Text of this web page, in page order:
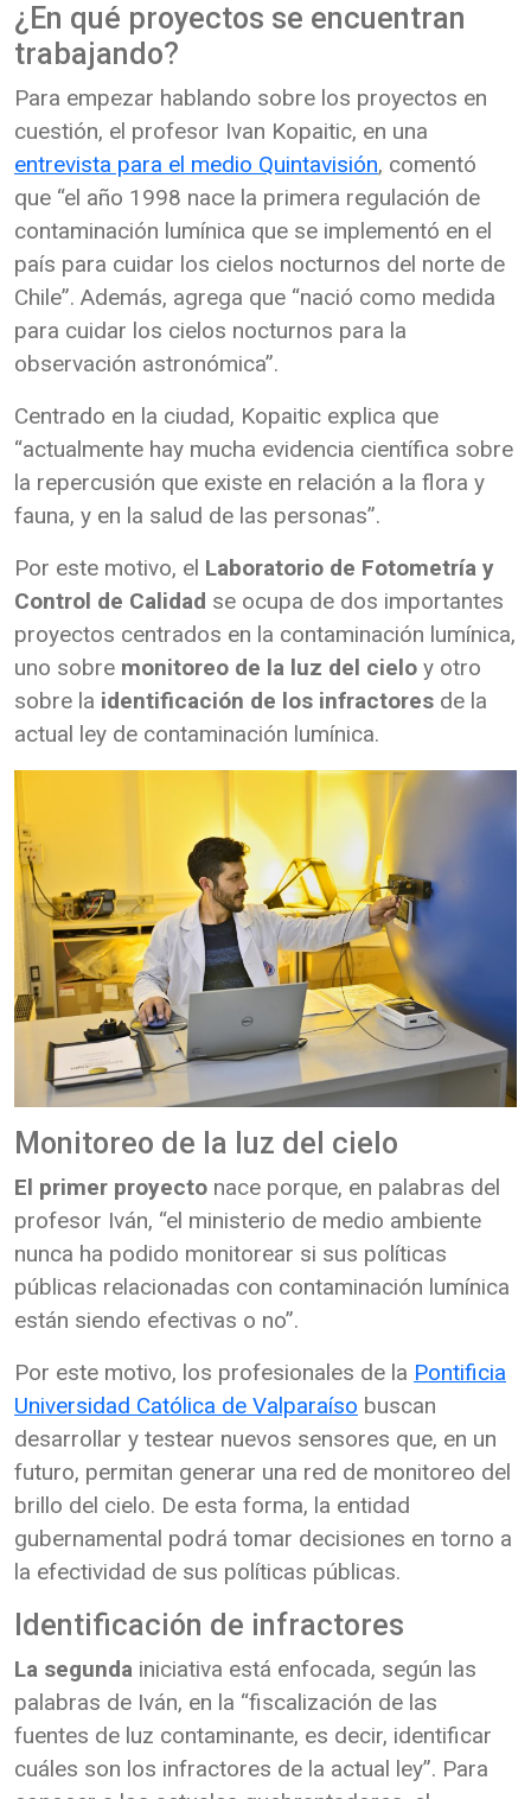
¿En qué proyectos se encuentran
trabajando?
Para empezar hablando sobre los proyectos en
cuestión, el profesor Ivan Kopaitic, en una
entrevista para el medio Quintavisión, comentó
que “el año 1998 nace la primera regulación de
contaminación lumínica que se implementó en el
país para cuidar los cielos nocturnos del norte de
Chile”. Además, agrega que “nació como medida
para cuidar los cielos nocturnos para la
observación astronómica”.
Centrado en la ciudad, Kopaitic explica que
“actualmente hay mucha evidencia científica sobre
la repercusión que existe en relación a la flora y
fauna, y en la salud de las personas”.
Por este motivo, el Laboratorio de Fotometría y
Control de Calidad se ocupa de dos importantes
proyectos centrados en la contaminación lumínica,
uno sobre monitoreo de la luz del cielo y otro
sobre la identificación de los infractores de la
actual ley de contaminación lumínica.
Monitoreo de la luz del cielo
El primer proyecto nace porque, en palabras del
profesor Iván, “el ministerio de medio ambiente
nunca ha podido monitorear si sus políticas
públicas relacionadas con contaminación lumínica
están siendo efectivas o no”.
Por este motivo, los profesionales de la Pontificia
Universidad Católica de Valparaíso buscan
desarrollar y testear nuevos sensores que, en un
futuro, permitan generar una red de monitoreo del
brillo del cielo. De esta forma, la entidad
gubernamental podrá tomar decisiones en torno a
la efectividad de sus políticas públicas.
Identificación de infractores
La segunda iniciativa está enfocada, según las
palabras de Iván, en la “fiscalización de las
fuentes de luz contaminante, es decir, identificar
cuáles son los infractores de la actual ley”. Para